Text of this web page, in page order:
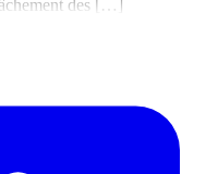
des […]